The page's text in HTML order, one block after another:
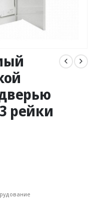
рейки